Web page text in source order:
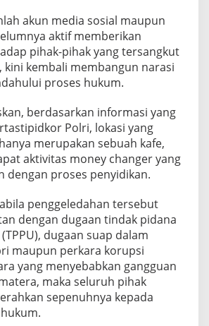
e
m
a
h
a
n
K
j
a
k
a
a
R
I
akun media sosial maupun
aktif memberikan
pihak-pihak yang tersangkut
kini kembali membangun narasi
proses hukum.
berdasarkan informasi yang
Polri, lokasi yang
merupakan sebuah kafe,
aktivitas money changer yang
dengan proses penyidikan.
penggeledahan tersebut
dengan dugaan tindak pidana
dugaan suap dalam
maupun perkara korupsi
yang menyebabkan gangguan
maka seluruh pihak
sepenuhnya kepada